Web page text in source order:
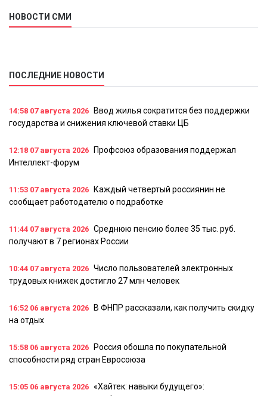
НОВОСТИ СМИ
ПОСЛЕДНИЕ НОВОСТИ
14:58 07 августа 2026 Ввод жилья сократится без поддержки
государства и снижения ключевой ставки ЦБ
12:18 07 августа 2026 Профсоюз образования поддержал
Интеллект-форум
11:53 07 августа 2026 Каждый четвертый россиянин не
сообщает работодателю о подработке
11:44 07 августа 2026 Среднюю пенсию более 35 тыс. руб.
получают в 7 регионах России
10:44 07 августа 2026 Число пользователей электронных
трудовых книжек достигло 27 млн человек
16:52 06 августа 2026 В ФНПР рассказали, как получить скидку
на отдых
15:58 06 августа 2026 Россия обошла по покупательной
способности ряд стран Евросоюза
15:05 06 августа 2026 «Хайтек: навыки будущего»: